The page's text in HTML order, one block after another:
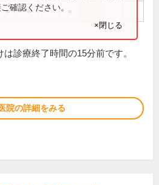
● ●
確認ください。
×閉じる
は診療終了時間の15分前です。
院の詳細をみる